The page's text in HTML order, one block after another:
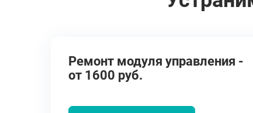
Ремонт модуля управления -
от 1600 руб.